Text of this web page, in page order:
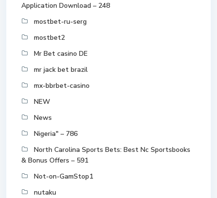
Application Download – 248
mostbet-ru-serg
mostbet2
Mr Bet casino DE
mr jack bet brazil
mx-bbrbet-casino
NEW
News
Nigeria" – 786
North Carolina Sports Bets: Best Nc Sportsbooks
& Bonus Offers – 591
Not-on-GamStop1
nutaku